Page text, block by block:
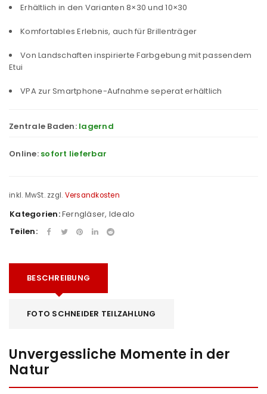
Erhältlich in den Varianten 8×30 und 10×30
Komfortables Erlebnis, auch für Brillenträger
Von Landschaften inspirierte Farbgebung mit passendem
Etui
VPA zur Smartphone-Aufnahme seperat erhältlich
Zentrale Baden: lagernd
Online: sofort lieferbar
inkl. MwSt. zzgl. Versandkosten
Kategorien:Ferngläser, Idealo
Teilen:
BESCHREIBUNG
FOTO SCHNEIDER TEILZAHLUNG
Unvergessliche Momente in der
Natur